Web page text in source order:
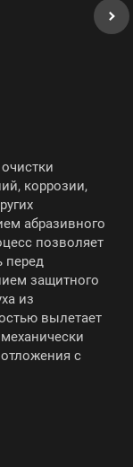
коррозии,
абразивного
позволяет
перед
защитного
из
вылетает
с